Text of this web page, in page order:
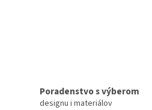
Poradenstvo s výberom
designu i materiálov